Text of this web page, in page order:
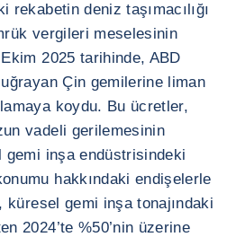
rekabetin deniz taşımacılığı
vergileri meselesinin
2025 tarihinde, ABD
Çin gemilerine liman
koydu. Bu ücretler,
vadeli gerilemesinin
gemi inşa endüstrisindeki
hakkındaki endişelerle
gemi inşa tonajındaki
2024’te %50’nin üzerine